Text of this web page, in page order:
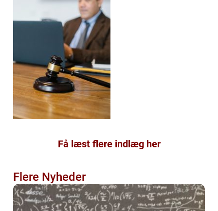
Få læst flere indlæg her
Flere Nyheder